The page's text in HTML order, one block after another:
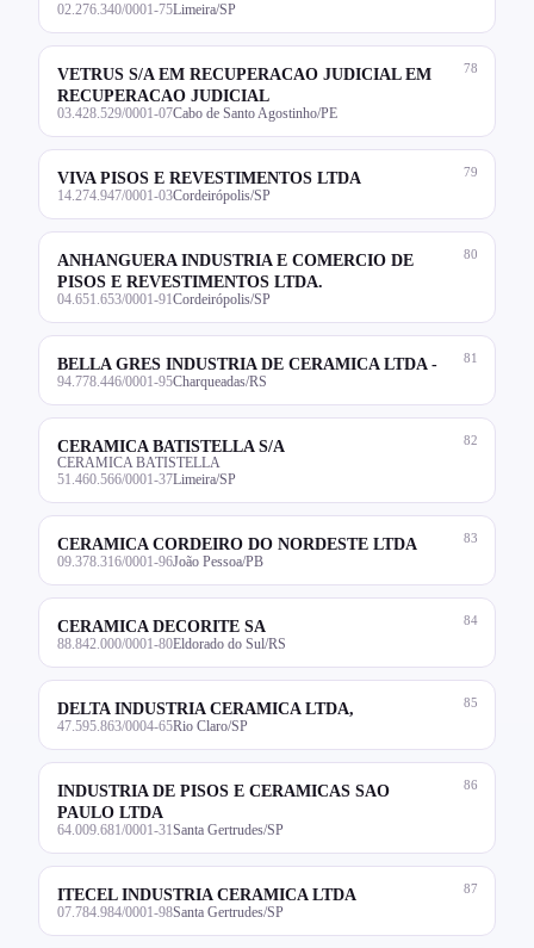
02.276.340/0001-75Limeira/SP
78
VETRUS S/A EM RECUPERACAO JUDICIAL EM
RECUPERACAO JUDICIAL
03.428.529/0001-07Cabo de Santo Agostinho/PE
79
VIVA PISOS E REVESTIMENTOS LTDA
14.274.947/0001-03Cordeirópolis/SP
80
ANHANGUERA INDUSTRIA E COMERCIO DE
PISOS E REVESTIMENTOS LTDA.
04.651.653/0001-91 Cordeirópolis/SP
81
BELLA GRES INDUSTRIA DE CERAMICA LTDA -
94.778.446/0001-95Charqueadas/RS
82
CERAMICA BATISTELLA S/A
CERAMICA BATISTELLA
51.460.566/0001-37Limeira/SP
83
CERAMICA CORDEIRO DO NORDESTE LTDA
09.378.316/0001-96João Pessoa/PB
84
CERAMICA DECORITE SA
88.842.000/0001-80Eldorado do Sul/RS
85
DELTA INDUSTRIA CERAMICA LTDA,
47.595.863/0004-65Rio Claro/SP
86
INDUSTRIA DE PISOS E CERAMICAS SAO
PAULO LTDA
64.009.681/0001-31 Santa Gertrudes/SP
87
ITECEL INDUSTRIA CERAMICA LTDA
07.784.984/0001-98Santa Gertrudes/SP